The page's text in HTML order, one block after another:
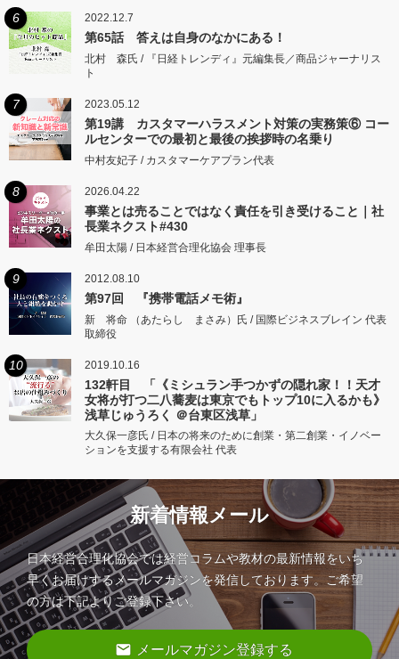
6 2022.12.7
第65話 答えは自身のなかにある！
北村 森氏 / 『日経トレンディ』元編集長／商品ジャーナリス
ト
7 2023.05.12
第19講 カスタマーハラスメント対策の実務策⑥ コー
ルセンターでの最初と最後の挨拶時の名乗り
中村友妃子 / カスタマーケアプラン代表
8 2026.04.22
事業とは売ることではなく責任を引き受けること｜社
長業ネクスト#430
牟田太陽 / 日本経営合理化協会 理事長
9 2012.08.10
第97回 『携帯電話メモ術』
新 将命 （あたらし まさみ）氏 / 国際ビジネスブレイン 代表
取締役
10 2019.10.16
132軒目 「《ミシュラン手つかずの隠れ家！！天才
女将が打つ二八蕎麦は東京でもトップ10に入るかも》
浅草じゅうろく ＠台東区浅草」
大久保一彦氏 / 日本の将来のために創業・第二創業・イノベー
ションを支援する有限会社 代表
新着情報メール
日本経営合理化協会では経営コラムや教材の最新情報をいち
早くお届けするメールマガジンを発信しております。ご希望
の方は下記よりご登録下さい。
email メールマガジン登録する